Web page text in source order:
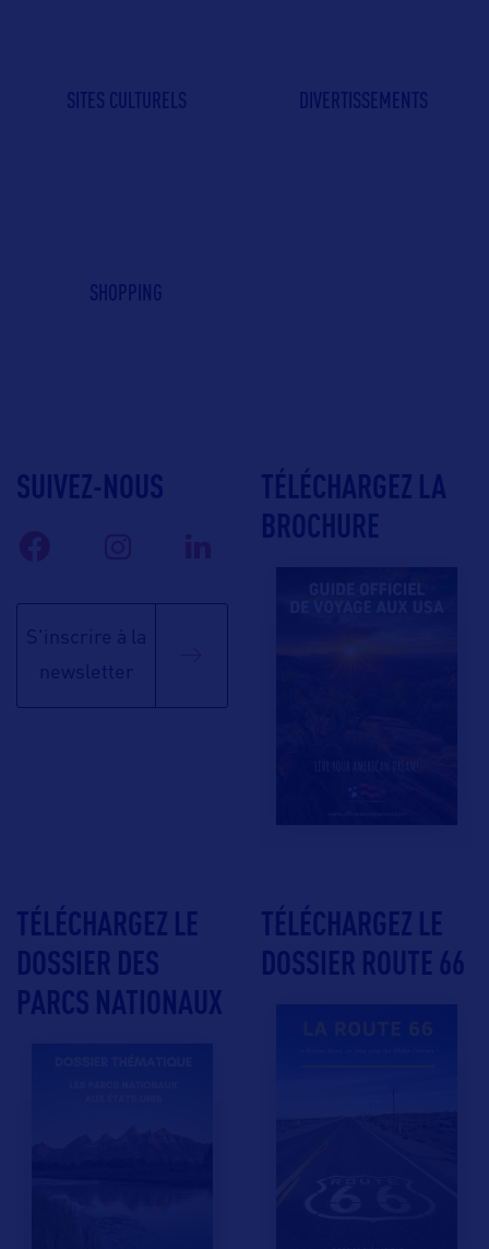
SITES CULTURELS DIVERTISSEMENTS
SHOPPING
SUIVEZ-NOUS
S'inscrire à la
newsletter
TÉLÉCHARGEZ LA
BROCHURE
TÉLÉCHARGEZ LE
DOSSIER DES
PARCS NATIONAUX
TÉLÉCHARGEZ LE
DOSSIER ROUTE 66